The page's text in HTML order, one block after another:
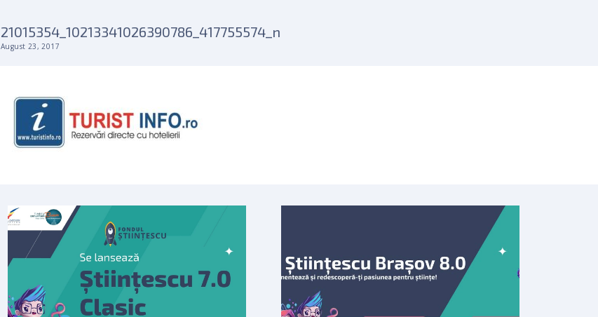
21015354_10213341026390786_417755574_n
August 23, 2017